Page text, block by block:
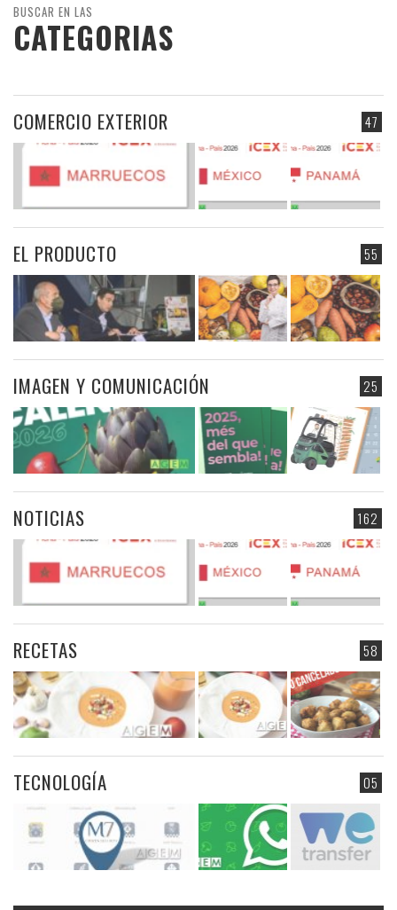
BUSCAR EN LAS
CATEGORIAS
47
COMERCIO EXTERIOR
55
EL PRODUCTO
25
IMAGEN Y COMUNICACIÓN
162
NOTICIAS
58
RECETAS
05
TECNOLOGÍA